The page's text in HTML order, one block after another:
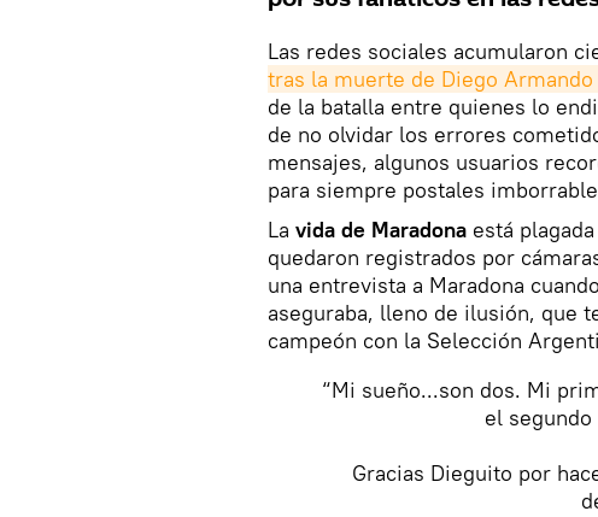
Las redes sociales acumularon
tras la muerte de Diego Armando
de la batalla entre quienes lo
de no olvidar los errores
mensajes, algunos usuarios
para siempre postales
La vida de Maradona está
quedaron registrados por
una entrevista a Maradona
aseguraba, lleno de ilusión, que
campeón con la Selección
“Mi sueño...son dos. Mi
el
Gracias Dieguito por